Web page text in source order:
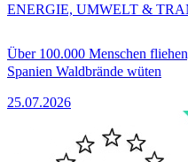
Über 100.000 Menschen
Spanien Waldbrände wüten
25.07.2026
ENERGIE, UMWELT &